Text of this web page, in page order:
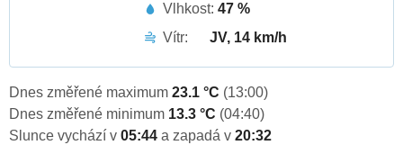
Vlhkost: 47 %
Vítr:
JV, 14 km/h
Dnes změřené maximum 23.1 °C (13:00)
Dnes změřené minimum 13.3 °C (04:40)
Slunce vychází v 05:44 a zapadá v 20:32